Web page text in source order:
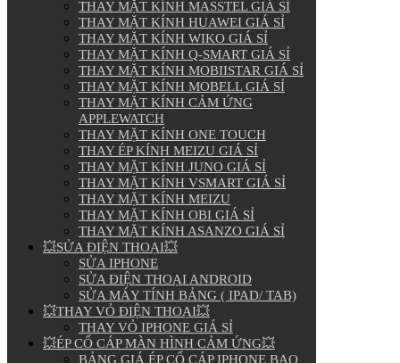
THAY MẶT KÍNH MASSTEL GIÁ SỈ
THAY MẶT KÍNH HUAWEI GIÁ SỈ
THAY MẶT KÍNH WIKO GIÁ SỈ
THAY MẶT KÍNH Q-SMART GIÁ SỈ
THAY MẶT KÍNH MOBIISTAR GIÁ SỈ
THAY MẶT KÍNH MOBELL GIÁ SỈ
THAY MẶT KÍNH CẢM ỨNG
APPLEWATCH
THAY MẶT KÍNH ONE TOUCH
THAY ÉP KÍNH MEIZU GIÁ SỈ
THAY MẶT KÍNH JUNO GIÁ SỈ
THAY MẶT KÍNH VSMART GIÁ SỈ
THAY MẶT KÍNH MEIZU
THAY MẶT KÍNH OBI GIÁ SỈ
THAY MẶT KÍNH ASANZO GIÁ SỈ
💥SỬA ĐIỆN THOẠI💥
SỬA IPHONE
SỬA ĐIỆN THOẠI ANDROID
SỬA MÁY TÍNH BẢNG ( IPAD/ TAB)
💥THAY VỎ ĐIỆN THOẠI💥
THAY VỎ IPHONE GIÁ SỈ
💥ÉP CỔ CÁP MÀN HÌNH CẢM ỨNG💥
BẢNG GIÁ ÉP CỔ CÁP IPHONE BAO